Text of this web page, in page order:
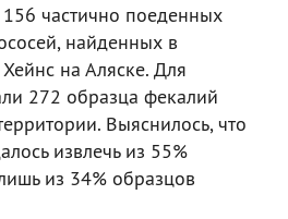
частично поеденных
найденных в
на Аляске. Для
272 образца фекалий
Выяснилось, что
извлечь из 55%
из 34% образцов